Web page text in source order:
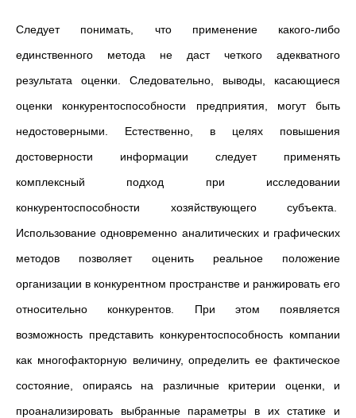
Следует понимать, что применение какого-либо
единственного метода не даст четкого адекватного
результата оценки. Следовательно, выводы, касающиеся
оценки конкурентоспособности предприятия, могут быть
недостоверными. Естественно, в целях повышения
достоверности информации следует применять
комплексный подход при исследовании
конкурентоспособности хозяйствующего субъекта.
Использование одновременно аналитических и графических
методов позволяет оценить реальное положение
организации в конкурентном пространстве и ранжировать его
относительно конкурентов. При этом появляется
возможность представить конкурентоспособность компании
как многофакторную величину, определить ее фактическое
состояние, опираясь на различные критерии оценки, и
проанализировать выбранные параметры в их статике и